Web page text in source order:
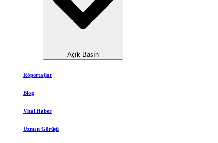
Açık Basın
Röportajlar
Blog
Vital Haber
Uzman Görüşü